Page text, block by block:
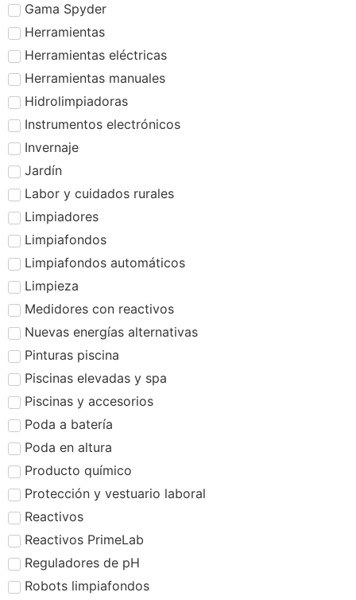
Gama Spyder
Herramientas
Herramientas eléctricas
Herramientas manuales
Hidrolimpiadoras
Instrumentos electrónicos
Invernaje
Jardín
Labor y cuidados rurales
Limpiadores
Limpiafondos
Limpiafondos automáticos
Limpieza
Medidores con reactivos
Nuevas energías alternativas
Pinturas piscina
Piscinas elevadas y spa
Piscinas y accesorios
Poda a batería
Poda en altura
Producto químico
Protección y vestuario laboral
Reactivos
Reactivos PrimeLab
Reguladores de pH
Robots limpiafondos